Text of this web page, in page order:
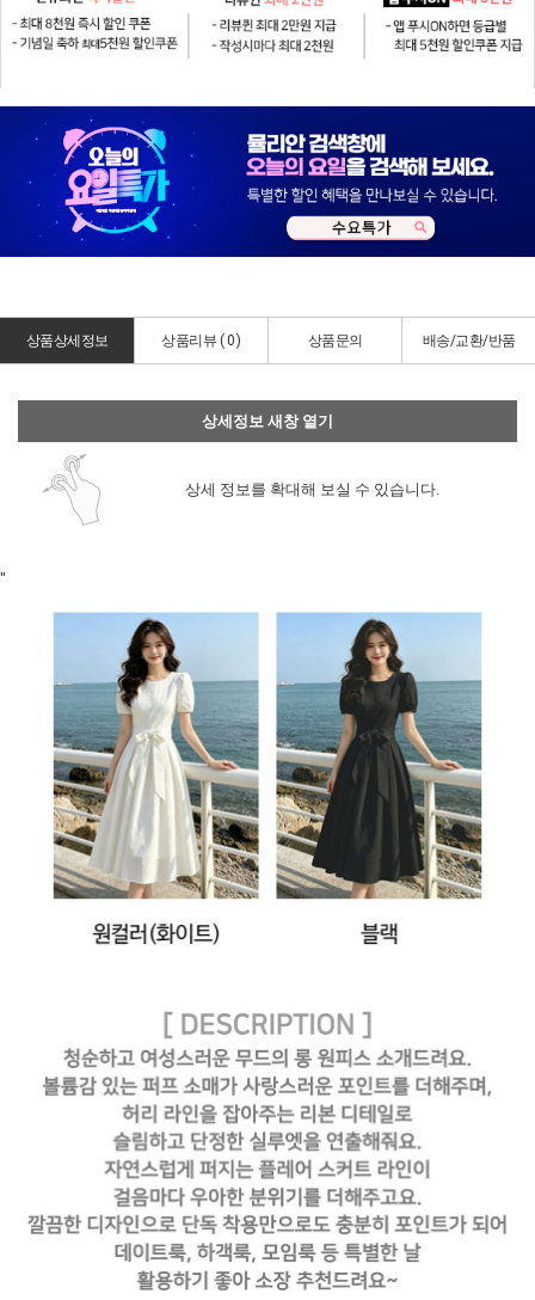
상품상세정보 상품리뷰 ( 0) 상품문의 배송/교환/반품
상세정보 새창 열기
상세 정보를 확대해 보실 수 있습니다.
"